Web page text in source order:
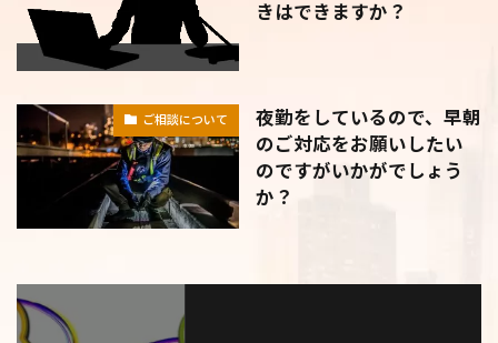
きはできますか？
ご相談について
夜勤をしているので、早朝
のご対応をお願いしたい
のですがいかがでしょう
か？